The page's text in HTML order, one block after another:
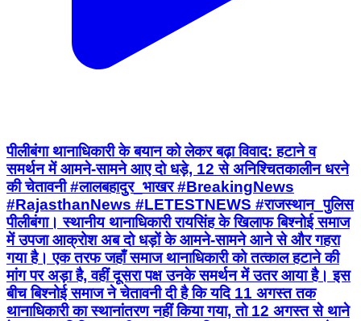
पीलीबंगा थानाधिकारी के बयान को लेकर बढ़ा विवाद: हटाने व
समर्थन में आमने-सामने आए दो धड़े, 12 से अनिश्चितकालीन धरने
की चेतावनी #लालबहादुर_भाखर #BreakingNews
#RajasthanNews #LETESTNEWS #राजस्थान_पुलिस
पीलीबंगा। स्थानीय थानाधिकारी रायसिंह के खिलाफ बिश्नोई समाज
में उपजा आक्रोश अब दो धड़ों के आमने-सामने आने से और गहरा
गया है। एक तरफ जहाँ समाज थानाधिकारी को तत्काल हटाने की
मांग पर अड़ा है, वहीं दूसरा पक्ष उनके समर्थन में उतर आया है। इस
बीच बिश्नोई समाज ने चेतावनी दी है कि यदि 11 अगस्त तक
थानाधिकारी का स्थानांतरण नहीं किया गया, तो 12 अगस्त से थाने